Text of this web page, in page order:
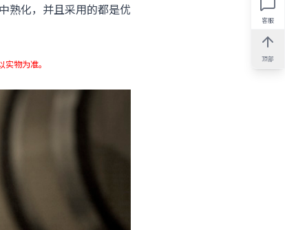
熟化，并且采用的都是优
物为准。
客服
顶部